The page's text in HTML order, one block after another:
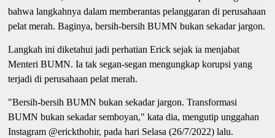
bahwa langkahnya dalam memberantas pelanggaran di perusahaan
pelat merah. Baginya, bersih-bersih BUMN bukan sekadar jargon.
Langkah ini diketahui jadi perhatian Erick sejak ia menjabat
Menteri BUMN. Ia tak segan-segan mengungkap korupsi yang
terjadi di perusahaan pelat merah.
"Bersih-bersih BUMN bukan sekadar jargon. Transformasi
BUMN bukan sekadar semboyan," kata dia, mengutip unggahan
Instagram @erickthohir, pada hari Selasa (26/7/2022) lalu.